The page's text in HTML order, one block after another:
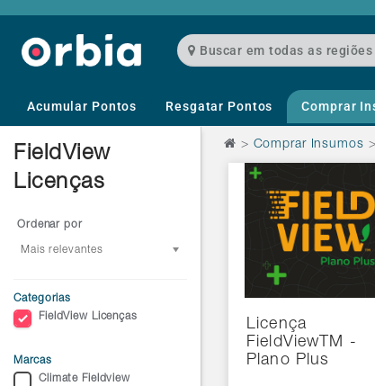
Buscar em todas as regiões
Acumular Pontos Resgatar Pontos Comprar
> Comprar Insumos >
Licença
FieldViewTM -
Plano Plus
FieldView
Licenças
Ordenar por
Mais relevantes
Categorias
FieldView Licenças
Marcas
Climate Fieldview